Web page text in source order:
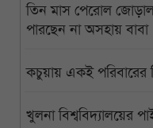
তিন মাস পেরোল
পারছেন না অসহায় বাবা
কচুয়ায় একই পরিবারের
খুলনা বিশ্ববিদ্যালয়ের